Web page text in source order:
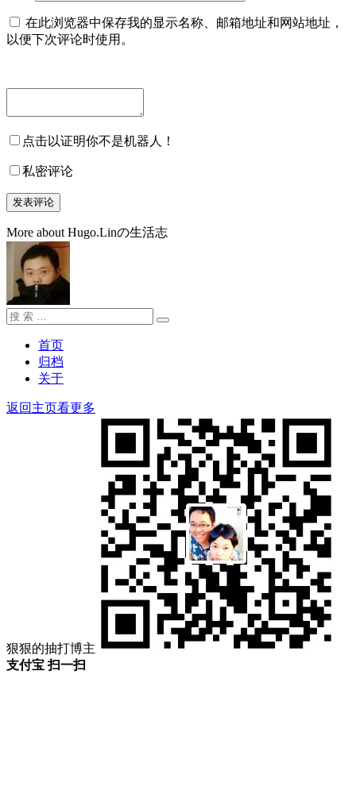
在此浏览器中保存我的显示名称、邮箱地址和网站地址，
以便下次评论时使用。
点击以证明你不是机器人！
私密评论
More about Hugo.Linの生活志
搜
搜
首页
归档
关于
返回主页看更多
狠狠的抽打博主
支付宝 扫一扫